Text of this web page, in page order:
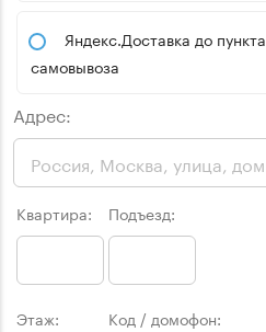
Яндекс.Доставка до пункта
самовывоза
Адрес:
Квартира: Подъезд:
Этаж: Код / домофон: